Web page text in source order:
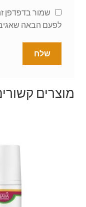
שמור בדפדפן
לפעם הבאה
מוצרים